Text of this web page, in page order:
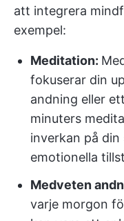
att integrera
exempel:
Meditation:
fokuserar din
andning eller
minuters
inverkan på
emotionella
Medveten
varje morgon